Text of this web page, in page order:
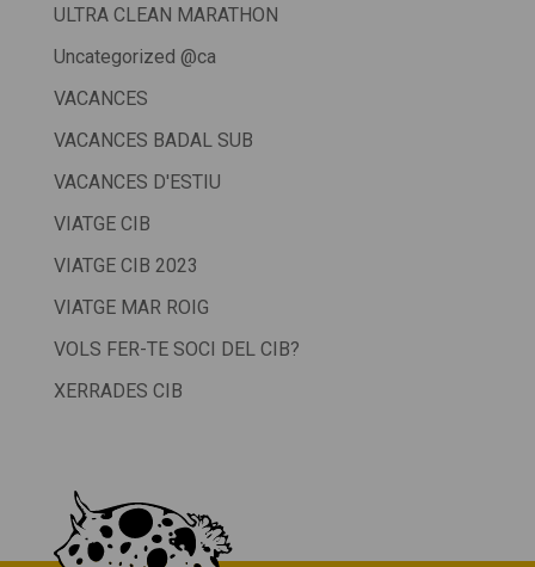
ULTRA CLEAN MARATHON
Uncategorized @ca
VACANCES
VACANCES BADAL SUB
VACANCES D'ESTIU
VIATGE CIB
VIATGE CIB 2023
VIATGE MAR ROIG
VOLS FER-TE SOCI DEL CIB?
XERRADES CIB